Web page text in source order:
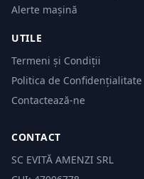
Alerte mașină
UTILE
Termeni și Condiții
Politica de Confidențialitate
Contactează-ne
CONTACT
SC EVITĂ AMENZI SRL